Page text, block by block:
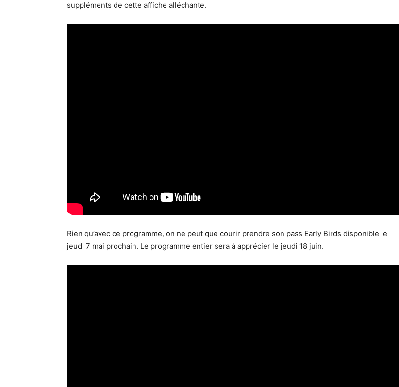
suppléments de cette affiche alléchante.
Rien qu’avec ce programme, on ne peut que courir prendre son pass Early Birds disponible le
jeudi 7 mai prochain. Le programme entier sera à apprécier le jeudi 18 juin.